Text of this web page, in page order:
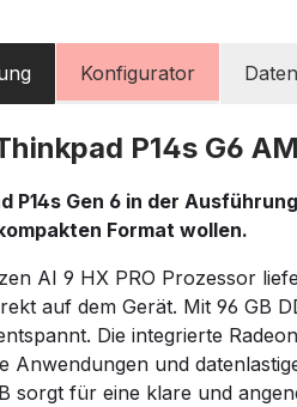
Konfigurator
P14s G6
P14s Gen 6 in der
Format wollen.
AI 9 HX PRO Prozessor
auf dem Gerät. Mit 96 GB
Die integrierte
Anwendungen und
sorgt für eine klare und